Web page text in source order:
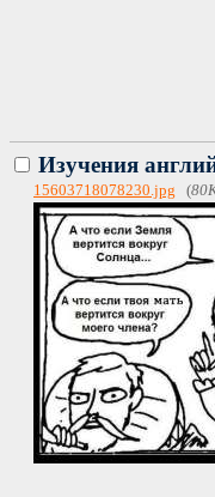
Изучения
15603718078230.jpg (